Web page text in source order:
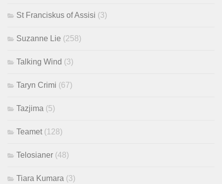
St Franciskus of Assisi (3)
Suzanne Lie (258)
Talking Wind (3)
Taryn Crimi (67)
Tazjima (5)
Teamet (128)
Telosianer (48)
Tiara Kumara (3)